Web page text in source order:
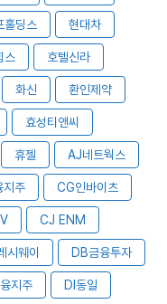
홀딩스 현대차
스 호텔신라
화신 환인제약
효성티앤씨
휴젤 AJ네트웍스
지주 CG인바이츠
CJ ENM
시웨이 DB금융투자
지주 DI동일